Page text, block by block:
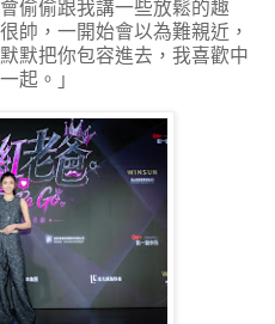
偷偷跟我講一些放鬆的趣
帥，一開始會以為難親近，
默把你包容進去，我喜歡中
起。」